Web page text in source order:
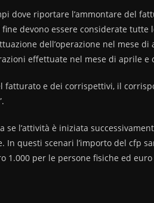
dove riportare l’ammontare del
devono essere considerate
dell’operazione nel mese
effettuate nel mese di aprile e
fatturato e dei corrispettivi, il
se l’attività è iniziata
In questi scenari l’importo del cfp
1.000 per le persone fisiche ed